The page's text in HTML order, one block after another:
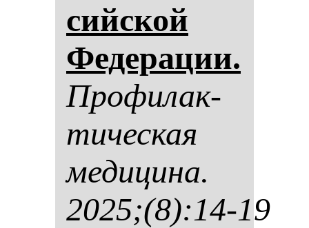
сий­ской
Фе­де­ра­ции.
Про­фи­лак­
ти­чес­кая
ме­ди­ци­на.
2025;(8):14-19